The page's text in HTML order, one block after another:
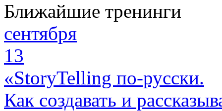
Ближайшие тренинги
сентября
13
«StoryTelling по-русски.
Как создавать и